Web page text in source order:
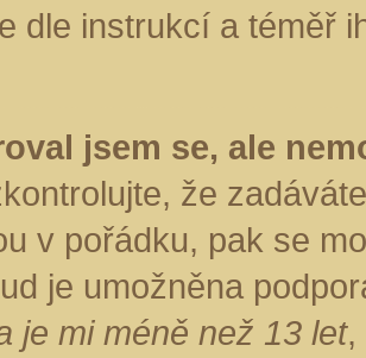
dle instrukcí a téměř
jsem se, ale
že
v pořádku, pak se
je umožněna
je mi méně než 13 let,